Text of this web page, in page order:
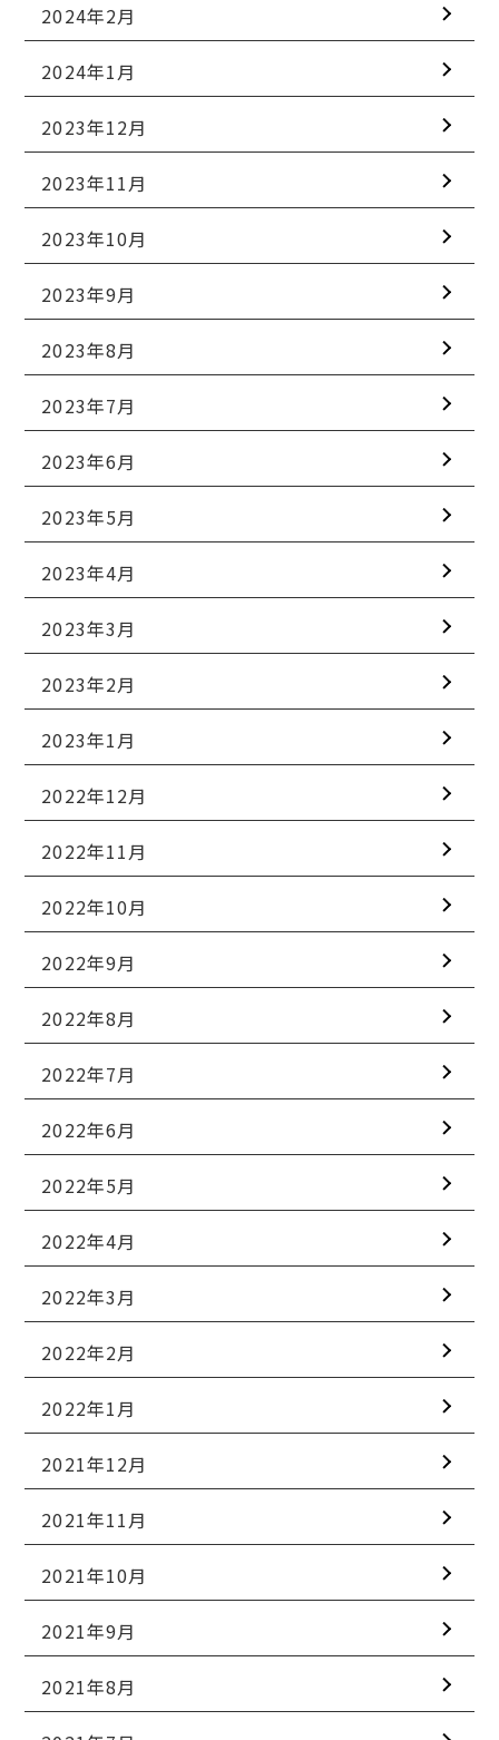
2024年2月
2024年1月
2023年12月
2023年11月
2023年10月
2023年9月
2023年8月
2023年7月
2023年6月
2023年5月
2023年4月
2023年3月
2023年2月
2023年1月
2022年12月
2022年11月
2022年10月
2022年9月
2022年8月
2022年7月
2022年6月
2022年5月
2022年4月
2022年3月
2022年2月
2022年1月
2021年12月
2021年11月
2021年10月
2021年9月
2021年8月